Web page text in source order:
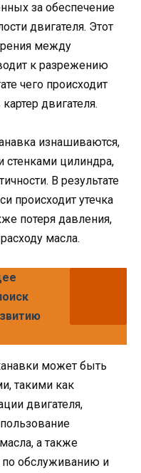
за обеспечение
двигателя. Этот
между
к разрежению
чего происходит
двигателя.
изнашиваются,
стенками цилиндра,
В результате
происходит утечка
потеря давления,
масла.
может быть
такими как
двигателя,
а также
обслуживанию и